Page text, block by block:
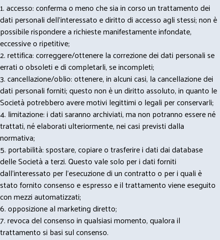
1. accesso: conferma o meno che sia in corso un trattamento dei
dati personali dell’interessato e diritto di accesso agli stessi; non è
possibile rispondere a richieste manifestamente infondate,
eccessive o ripetitive;
2. rettifica: correggere/ottenere la correzione dei dati personali se
errati o obsoleti e di completarli, se incompleti;
3. cancellazione/oblio: ottenere, in alcuni casi, la cancellazione dei
dati personali forniti; questo non è un diritto assoluto, in quanto le
Società potrebbero avere motivi legittimi o legali per conservarli;
4. limitazione: i dati saranno archiviati, ma non potranno essere né
trattati, né elaborati ulteriormente, nei casi previsti dalla
normativa;
5. portabilità: spostare, copiare o trasferire i dati dai database
delle Società a terzi. Questo vale solo per i dati forniti
dall’interessato per l’esecuzione di un contratto o per i quali è
stato fornito consenso e espresso e il trattamento viene eseguito
con mezzi automatizzati;
6. opposizione al marketing diretto;
7. revoca del consenso in qualsiasi momento, qualora il
trattamento si basi sul consenso.